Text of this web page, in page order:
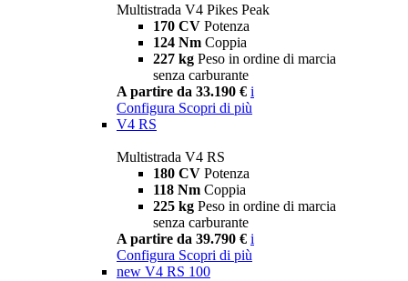
Multistrada V4 Pikes Peak
170 CV Potenza
124 Nm Coppia
227 kg Peso in ordine di marcia
senza carburante
A partire da 33.190 € i
Configura Scopri di più
V4 RS
Multistrada V4 RS
180 CV Potenza
118 Nm Coppia
225 kg Peso in ordine di marcia
senza carburante
A partire da 39.790 € i
Configura Scopri di più
new V4 RS 100